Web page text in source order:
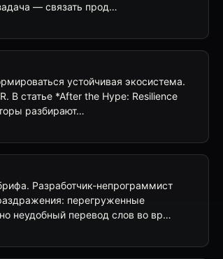
— связать прод…
устойчивая экосистема.
В статье *After the Hype: Resilience
разбирают…
Разработчик-непрограммист
перегруженные
неудобный перевод слов во вр…